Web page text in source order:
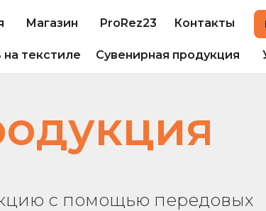
Сувенирная продукция
на текстиле
Контакты
ProRez23
Магазин
с помощью передовых